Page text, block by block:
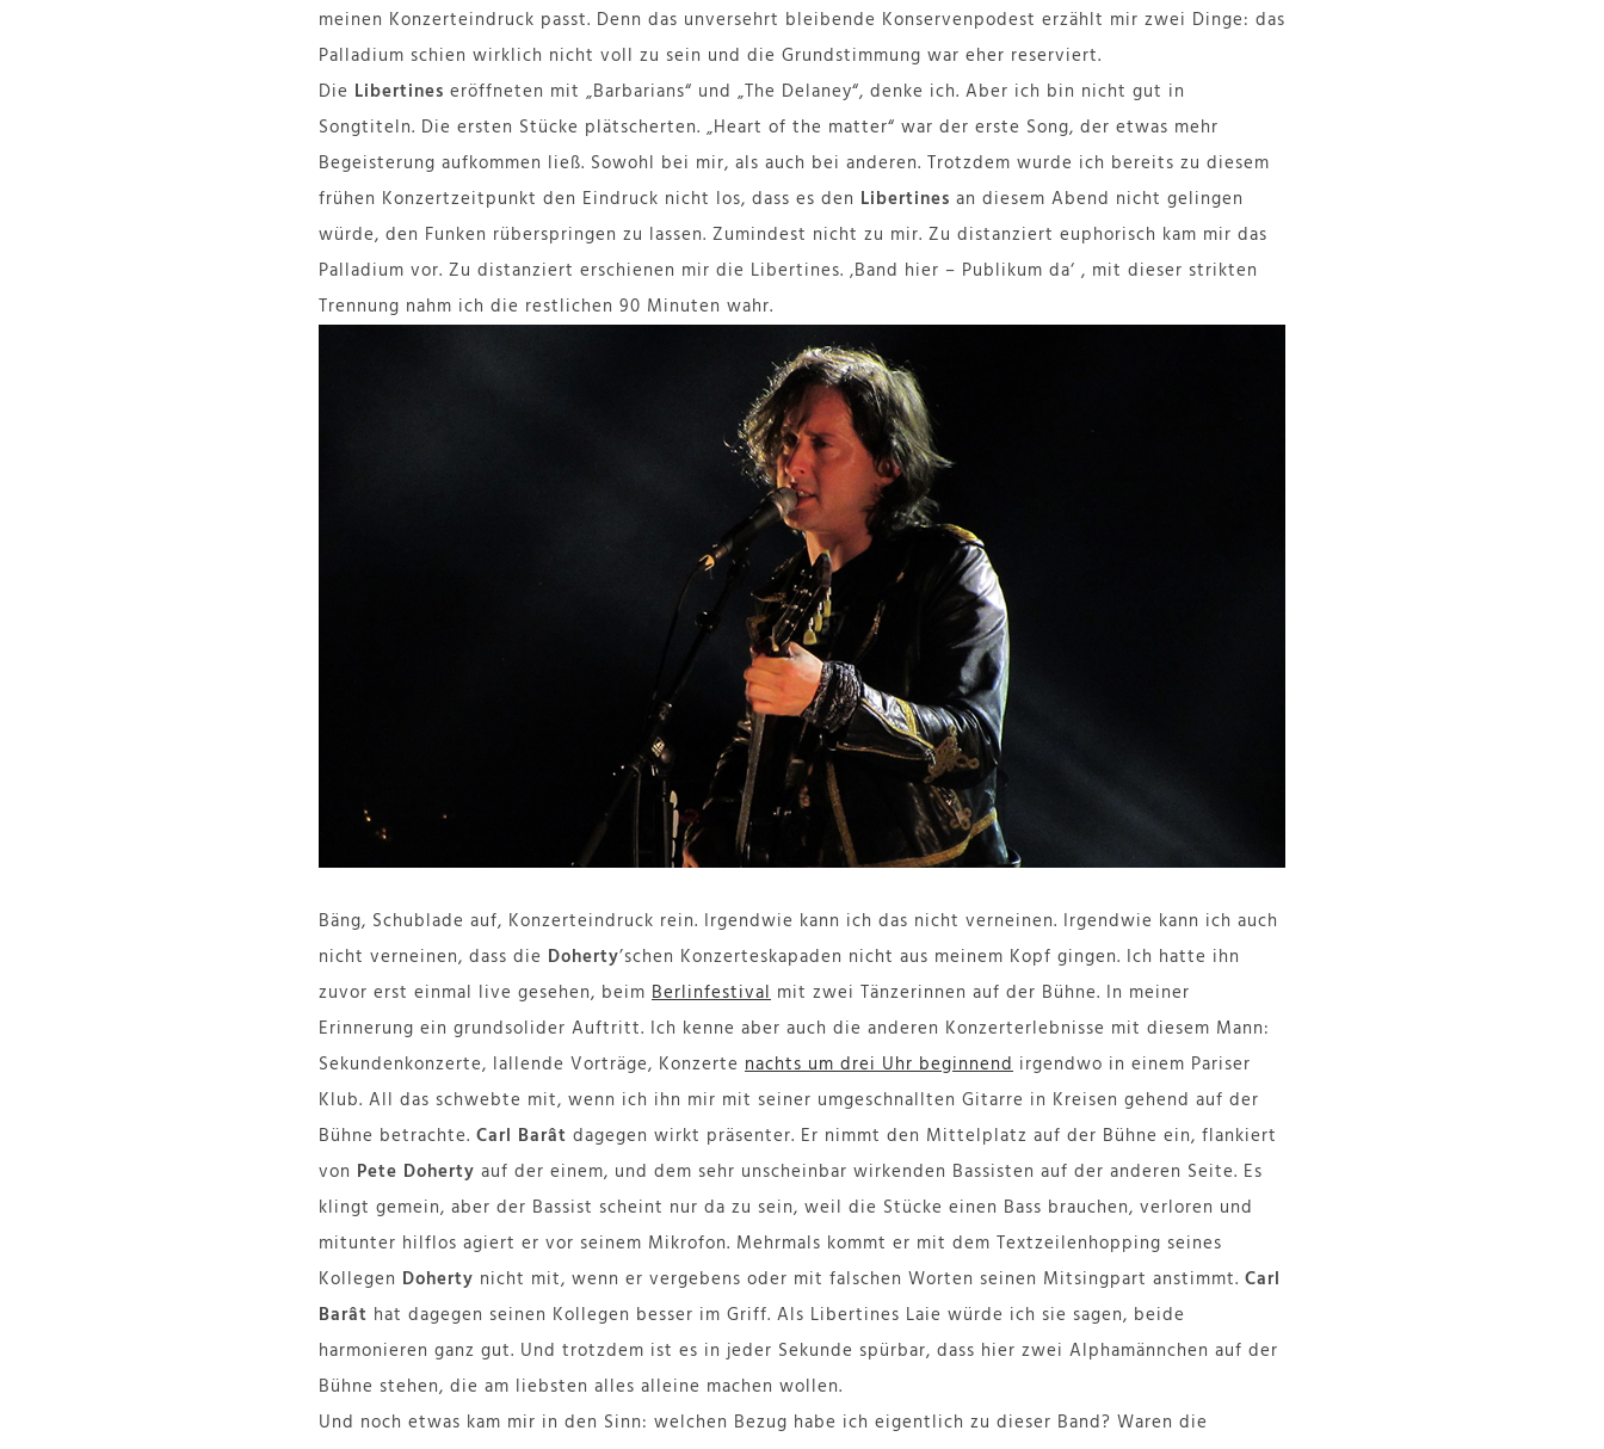
meinen Konzerteindruck passt. Denn das unversehrt bleibende Konservenpodest erzählt mir zwei Dinge: das
Palladium schien wirklich nicht voll zu sein und die Grundstimmung war eher reserviert.
Die Libertines eröffneten mit „Barbarians“ und „The Delaney“, denke ich. Aber ich bin nicht gut in
Songtiteln. Die ersten Stücke plätscherten. „Heart of the matter“ war der erste Song, der etwas mehr
Begeisterung aufkommen ließ. Sowohl bei mir, als auch bei anderen. Trotzdem wurde ich bereits zu diesem
frühen Konzertzeitpunkt den Eindruck nicht los, dass es den Libertines an diesem Abend nicht gelingen
würde, den Funken rüberspringen zu lassen. Zumindest nicht zu mir. Zu distanziert euphorisch kam mir das
Palladium vor. Zu distanziert erschienen mir die Libertines. ‚Band hier – Publikum da‘ , mit dieser strikten
Trennung nahm ich die restlichen 90 Minuten wahr.
Bäng, Schublade auf, Konzerteindruck rein. Irgendwie kann ich das nicht verneinen. Irgendwie kann ich auch
nicht verneinen, dass die Doherty’schen Konzerteskapaden nicht aus meinem Kopf gingen. Ich hatte ihn
zuvor erst einmal live gesehen, beim Berlinfestival mit zwei Tänzerinnen auf der Bühne. In meiner
Erinnerung ein grundsolider Auftritt. Ich kenne aber auch die anderen Konzerterlebnisse mit diesem Mann:
Sekundenkonzerte, lallende Vorträge, Konzerte nachts um drei Uhr beginnend irgendwo in einem Pariser
Klub. All das schwebte mit, wenn ich ihn mir mit seiner umgeschnallten Gitarre in Kreisen gehend auf der
Bühne betrachte. Carl Barât dagegen wirkt präsenter. Er nimmt den Mittelplatz auf der Bühne ein, flankiert
von Pete Doherty auf der einem, und dem sehr unscheinbar wirkenden Bassisten auf der anderen Seite. Es
klingt gemein, aber der Bassist scheint nur da zu sein, weil die Stücke einen Bass brauchen, verloren und
mitunter hilflos agiert er vor seinem Mikrofon. Mehrmals kommt er mit dem Textzeilenhopping seines
Kollegen Doherty nicht mit, wenn er vergebens oder mit falschen Worten seinen Mitsingpart anstimmt. Carl
Barât hat dagegen seinen Kollegen besser im Griff. Als Libertines Laie würde ich sie sagen, beide
harmonieren ganz gut. Und trotzdem ist es in jeder Sekunde spürbar, dass hier zwei Alphamännchen auf der
Bühne stehen, die am liebsten alles alleine machen wollen.
Und noch etwas kam mir in den Sinn: welchen Bezug habe ich eigentlich zu dieser Band? Waren die